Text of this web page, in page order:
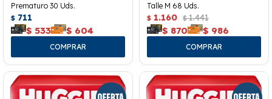
Prematuro 30 Uds.
$ 711
$ 533 $ 604
Talle M 68 Uds.
$ 1.160 $ 1.441
$ 870 $ 986